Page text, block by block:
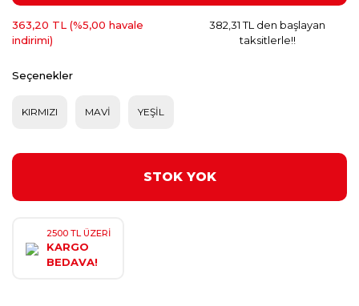
363,20 TL (%5,00 havale
indirimi)
382,31 TL den başlayan
taksitlerle!!
Seçenekler
KIRMIZI MAVİ YEŞİL
STOK YOK
2500 TL ÜZERİ
KARGO
BEDAVA!